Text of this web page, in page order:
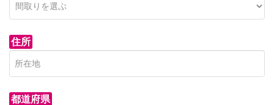
住所
都道府県